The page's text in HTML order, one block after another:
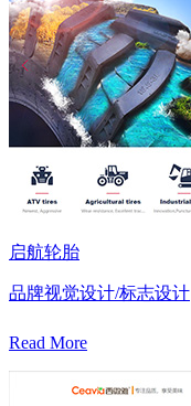
启航轮胎
品牌视觉设计/标志设计
Read More